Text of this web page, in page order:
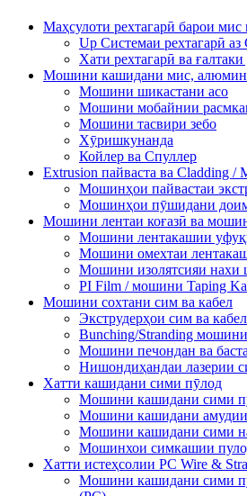
Маҳсулоти рехтагарӣ барои
Up Системаи рехтагарӣ аз
Хати рехтагарӣ ва
Мошини кашидани мис,
Мошини шикастани асо
Мошини мобайнии
Мошини тасвири зебо
Хӯришкунанда
Койлер ва Спуллер
Extrusion пайваста ва Cladding
Мошинҳои пайвастаи
Мошинҳои пӯшидани
Мошини лентаи коғазӣ ва
Мошини лентакашии
Мошини омехтаи
Мошини изолятсияи нахи
PI Film / мошини Taping
Мошини сохтани сим ва кабел
Экструдерҳои сим ва
Bunching/Stranding
Мошини печондан ва
Нишондиҳандаи лазерии
Хатти кашидани сими пӯлод
Мошини кашидани сими
Мошини кашидани амудии
Мошини кашидани сими
Мошинхои симкашии
Хатти истеҳсолии PC Wire &
Мошини кашидани сими